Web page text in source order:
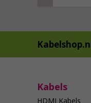
Kabels
HDMI Kabels